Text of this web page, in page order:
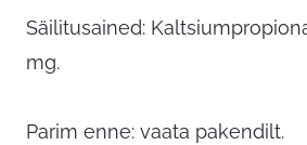
Säilitusained:
mg.
Parim enne: vaata pakendilt.